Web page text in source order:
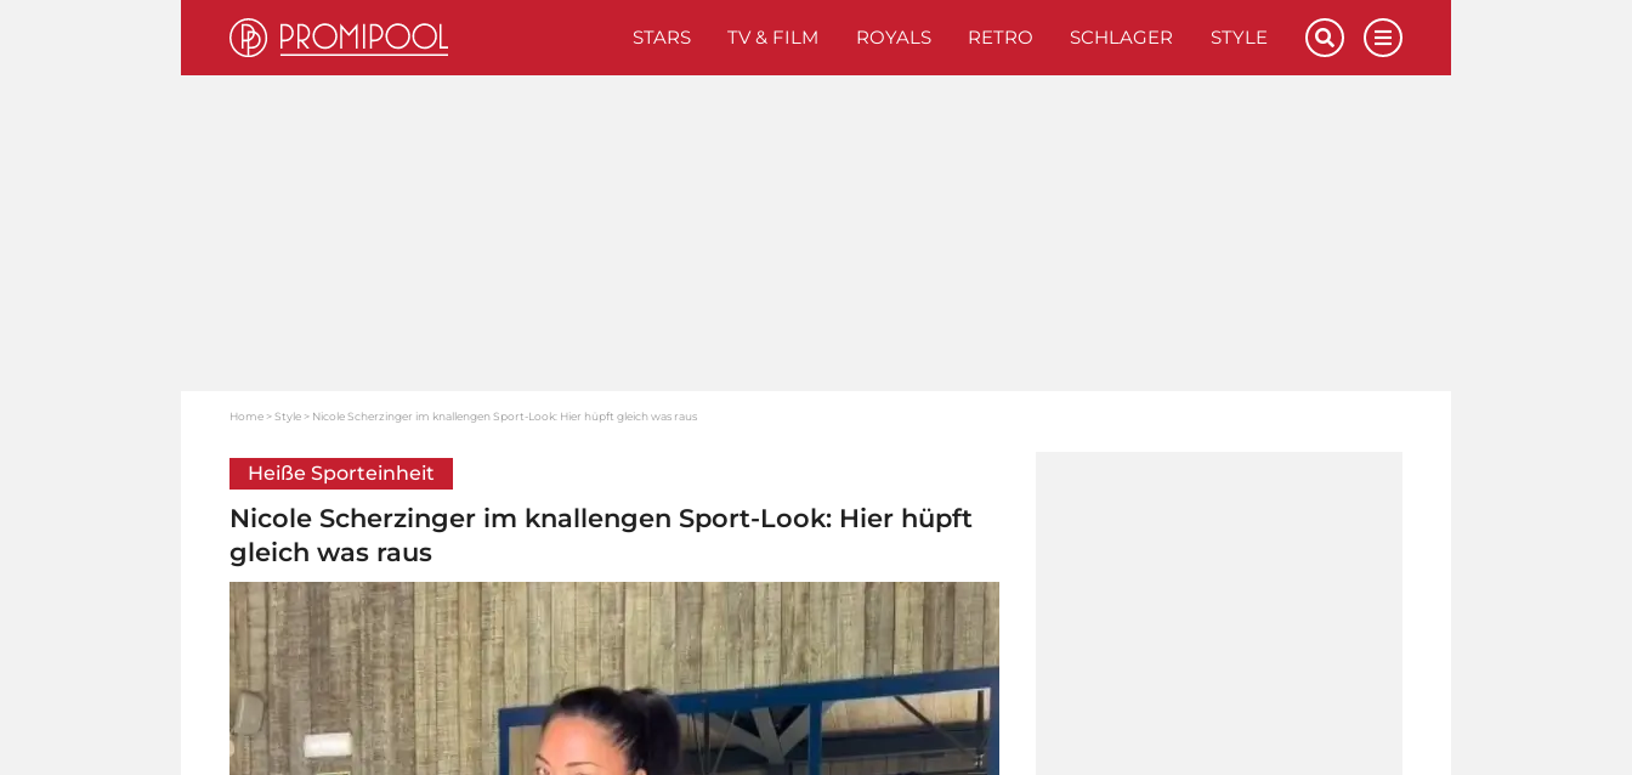
STARS TV & FILM ROYALS RETRO SCHLAGER STYLE
Home Style Nicole Scherzinger im knallengen Sport-Look: Hier hüpft gleich was raus
Heiße Sporteinheit
Nicole Scherzinger im knallengen Sport-Look: Hier hüpft
gleich was raus